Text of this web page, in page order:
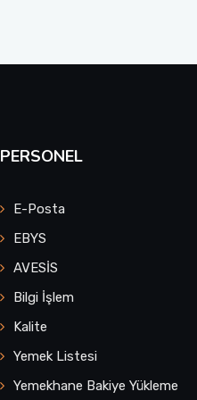
PERSONEL
E-Posta
EBYS
AVESİS
Bilgi İşlem
Kalite
Yemek Listesi
Yemekhane Bakiye Yükleme